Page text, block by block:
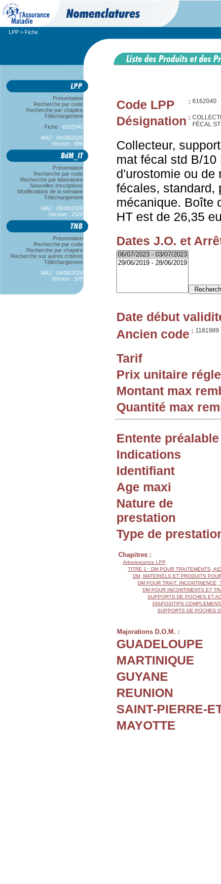
LPP > Fiche
Présentation
Recherche par code
Recherche par chapitre
Téléchargement
Fiche : 6162040
MAJ : 04/08/2026
Version : 896
Présentation
Recherche par code
Recherche par laboratoire
Nouvelles Inscriptions
Modifications de la semaine
Téléchargement
MAJ : 05/08/2026
Version : 1526
Présentation
Recherche par code
Recherche par chapitre
Recherche sur autres critères
Téléchargement
MAJ : 04/06/2026
Version : 105
Code LPP : 6162040
Désignation :
FÉCAL
Collecteur,
mat fécal std B/
d'urostomie ou de
fécales, standard,
mécanique. Boîte
HT est de 26,35
Dates J.O. et
Date début
Ancien code : 1181989
Tarif
Prix unitaire
Montant max
Quantité max
Entente préalable
Indications
Identifiant
Age maxi
Nature de
prestation
Type de
Chapitres :
Arborescence LPP
TITRE 1 : DM POUR TRAITEMENTS,
DM, MATERIELS ET PRODUITS
DM POUR TRAIT.
DM POUR INCONTINENTS ET
SUPPORTS DE POCHES ET
DISPOSITIFS
SUPPORTS DE POCHES
Majorations D.O.M. :
GUADELOUPE
MARTINIQUE
GUYANE
REUNION
SAINT-PIERRE-
MAYOTTE